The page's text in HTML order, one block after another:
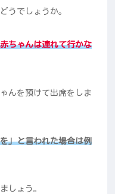
うでしょうか。
ちゃんは連れて行かな
んを預けて出席をしま
」と言われた場合は例
しょう。